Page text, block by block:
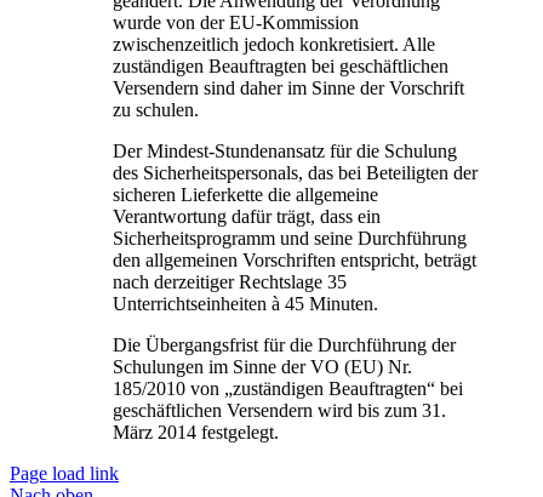
wurde von der EU-Kommission
zwischenzeitlich jedoch konkretisiert. Alle
zuständigen Beauftragten bei geschäftlichen
Versendern sind daher im Sinne der Vorschrift
zu schulen.
Der Mindest-Stundenansatz für die Schulung
des Sicherheitspersonals, das bei Beteiligten der
sicheren Lieferkette die allgemeine
Verantwortung dafür trägt, dass ein
Sicherheitsprogramm und seine Durchführung
den allgemeinen Vorschriften entspricht, beträgt
nach derzeitiger Rechtslage 35
Unterrichtseinheiten à 45 Minuten.
Die Übergangsfrist für die Durchführung der
Schulungen im Sinne der VO (EU) Nr.
185/2010 von „zuständigen Beauftragten“ bei
geschäftlichen Versendern wird bis zum 31.
März 2014 festgelegt.
Page load link